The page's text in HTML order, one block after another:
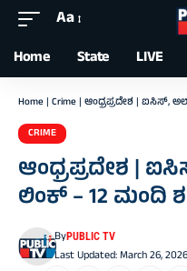
Font
Resizer
Aa
Home State LIVE
Home | Crime | ಆಂಧ್ರಪ್ರದೇಶ | ಐಸಿಸ್,
CRIME
ಆಂಧ್ರಪ್ರದೇಶ |
ಲಿಂಕ್‌ – 12 ಮಂದಿ
Last Updated: March 26,
ByPUBLIC TV